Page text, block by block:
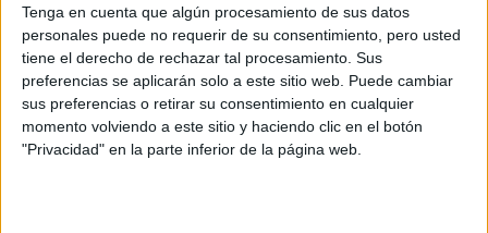
Tenga en cuenta que algún procesamiento de sus datos
personales puede no requerir de su consentimiento, pero usted
tiene el derecho de rechazar tal procesamiento. Sus
preferencias se aplicarán solo a este sitio web. Puede cambiar
sus preferencias o retirar su consentimiento en cualquier
momento volviendo a este sitio y haciendo clic en el botón
"Privacidad" en la parte inferior de la página web.
Términos y Condiciones de Uso
Aceptolos Términos y Condicionesde uso*